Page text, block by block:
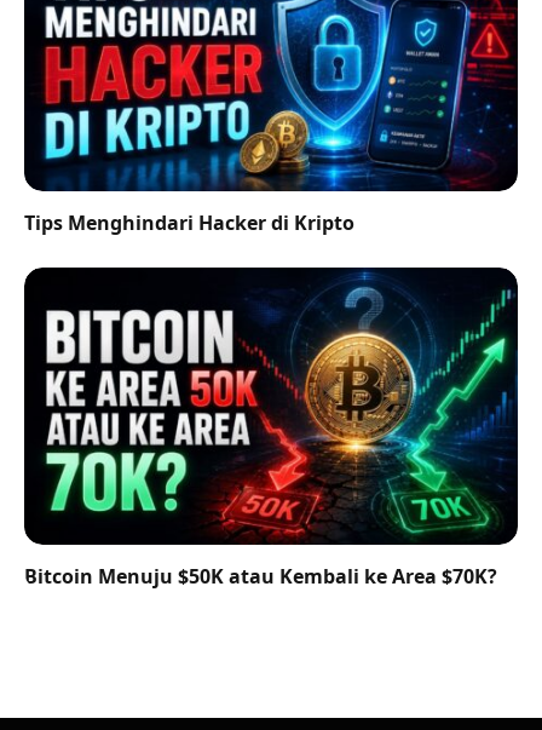
Tips Menghindari Hacker di Kripto
Bitcoin Menuju $50K atau Kembali ke Area $70K?